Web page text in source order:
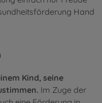
Hand
Kind, seine
Im Zuge der